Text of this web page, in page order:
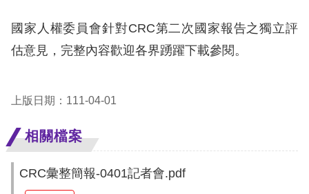
國家人權委員會針對CRC第二次國家報告之獨立評
估意見，完整內容歡迎各界踴躍下載參閱。
上版日期：111-04-01
相關檔案
CRC彙整簡報-0401記者會.pdf